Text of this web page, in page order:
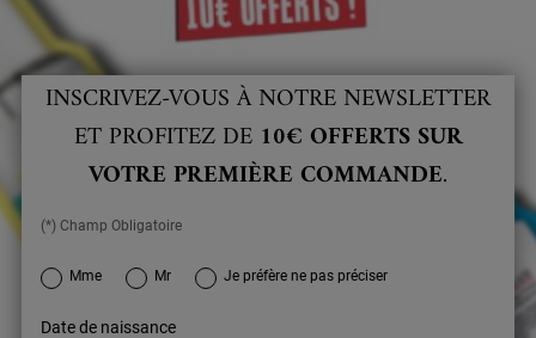
INSCRIVEZ-VOUS À NOTRE NEWSLETTER
ET PROFITEZ DE 10€ OFFERTS SUR
VOTRE PREMIÈRE COMMANDE.
(*) Champ Obligatoire
newslettersignup.title.legend
Mme Mr Je préfère ne pas préciser
Date de naissance